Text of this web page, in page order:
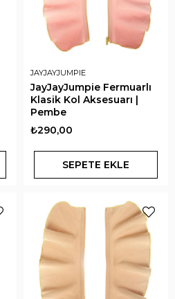
JAYJAYJUMPIE
JayJayJumpie Fermuarlı
Klasik Kol Aksesuarı |
Pembe
₺290,00
SEPETE EKLE